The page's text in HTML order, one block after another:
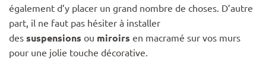
également d’y placer un grand nombre de choses. D’autre
part, il ne faut pas hésiter à installer
des suspensions ou miroirs en macramé sur vos murs
pour une jolie touche décorative.